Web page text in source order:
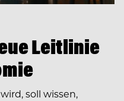
Leitlinie
soll wissen,